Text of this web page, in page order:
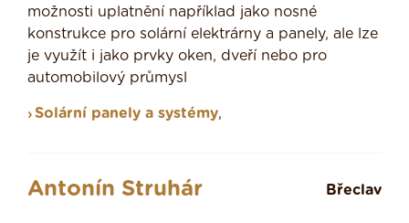
možnosti uplatnění například jako nosné
konstrukce pro solární elektrárny a panely, ale lze
je využít i jako prvky oken, dveří nebo pro
automobilový průmysl
Solární panely a systémy,
Antonín Struhár Břeclav